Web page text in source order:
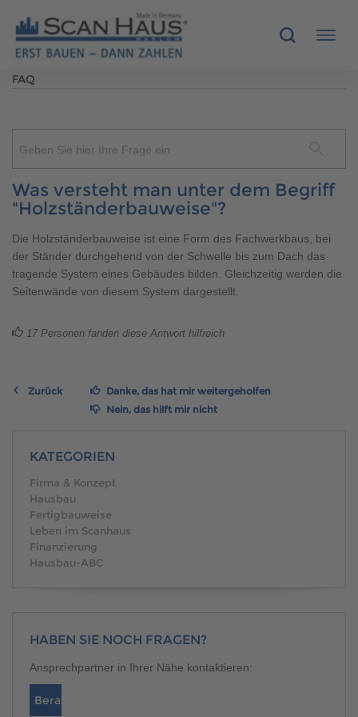
MUSTERHÄUSER
SCANHAUS-VORTEILE
ÜBER UNS
038221 4000
MUSTERHAUS FINDEN
FAQ
Geben Sie hier Ihre Frage ein
Was versteht man unter dem Begriff
"Holzständerbauweise"?
Die Holzständerbauweise ist eine Form des Fachwerkbaus, bei
der Ständer durchgehend von der Schwelle bis zum Dach das
tragende System eines Gebäudes bilden. Gleichzeitig werden die
Seitenwände von diesem System dargestellt.
17Personen fanden diese Antwort hilfreich
Zurück
Danke, das hat mir weitergeholfen
Nein, das hilft mir nicht
KATEGORIEN
Firma & Konzept
Hausbau
Fertigbauweise
Leben im Scanhaus
Finanzierung
Hausbau-ABC
HABEN SIE NOCH FRAGEN?
Ansprechpartner in Ihrer Nähe kontaktieren:
Berater finden